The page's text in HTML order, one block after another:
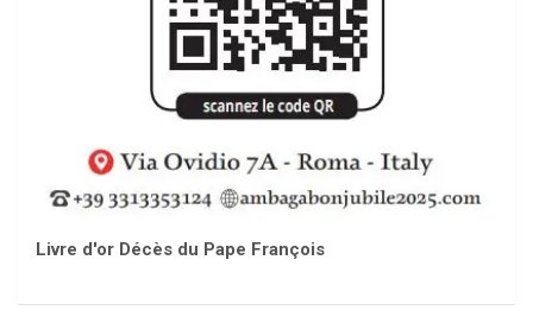
Livre d'or Décès du Pape François